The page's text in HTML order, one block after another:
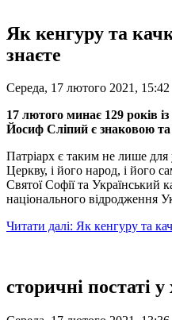
Як кенгуру та
знаєте
Середа, 17 лютого 2021, 15:42
17 лютого минає 129 років
Йосиф Сліпий є знаковою
Патріарх є таким не лише
Церкву, і його народ, і його
Святої Софії та Український
національного відродження
Читати далі: Як кенгуру та
сторичні постаті